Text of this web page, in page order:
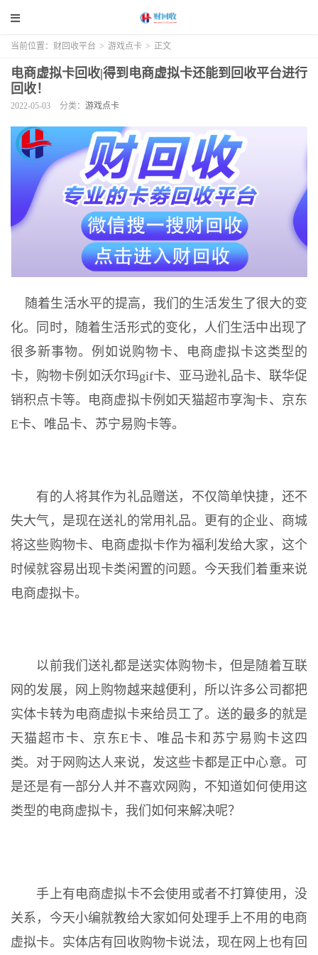
当前位置： 财回收平台 > 游戏点卡 > 正文
电商虚拟卡回收|得到电商虚拟卡还能到回收平台进行
回收！
2022-05-03 分类： 游戏点卡
随着生活水平的提高，我们的生活发生了很大的变
化。同时，随着生活形式的变化，人们生活中出现了
很多新事物。例如说购物卡、电商虚拟卡这类型的
卡，购物卡例如沃尔玛gif卡、亚马逊礼品卡、联华促
销积点卡等。电商虚拟卡例如天猫超市享淘卡、京东
E卡、唯品卡、苏宁易购卡等。
有的人将其作为礼品赠送，不仅简单快捷，还不
失大气，是现在送礼的常用礼品。更有的企业、商城
将这些购物卡、电商虚拟卡作为福利发给大家，这个
时候就容易出现卡类闲置的问题。今天我们着重来说
电商虚拟卡。
以前我们送礼都是送实体购物卡，但是随着互联
网的发展，网上购物越来越便利，所以许多公司都把
实体卡转为电商虚拟卡来给员工了。送的最多的就是
天猫超市卡、京东E卡、唯品卡和苏宁易购卡这四
类。对于网购达人来说，发这些卡都是正中心意。可
是还是有一部分人并不喜欢网购，不知道如何使用这
类型的电商虚拟卡，我们如何来解决呢？
手上有电商虚拟卡不会使用或者不打算使用，没
关系，今天小编就教给大家如何处理手上不用的电商
虚拟卡。实体店有回收购物卡说法，现在网上也有回